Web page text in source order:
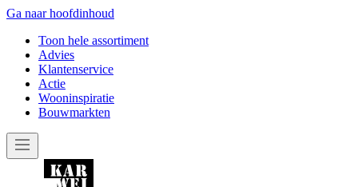
Ga naar hoofdinhoud
Toon hele assortiment
Advies
Klantenservice
Actie
Wooninspiratie
Bouwmarkten